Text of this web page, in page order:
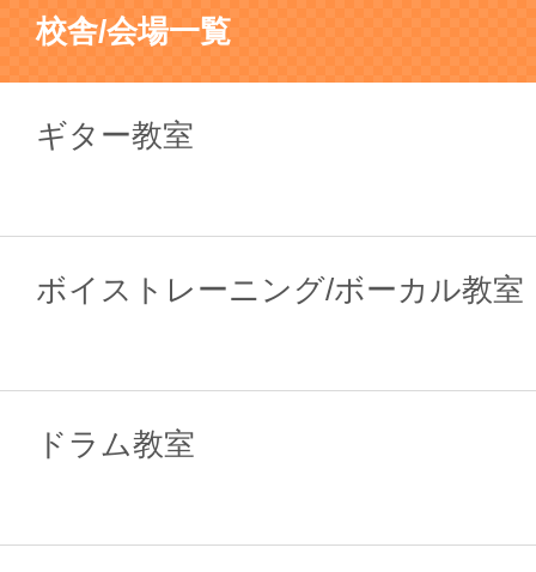
校舎/会場一覧
ギター教室
ボイストレーニング/ボーカル教室
ドラム教室